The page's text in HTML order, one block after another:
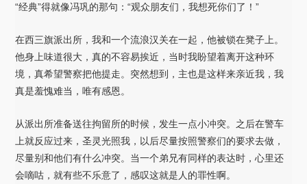
“经典”得就像冯巩的那句：“观众朋友们，我想死你们了！”
在西三旗派出所，我和一个流浪汉关在一起，他被锁在凳子上。
他身上味道很大，真的不容易挨近，当时我盼望着离开这种环
境，真希望警察把他提走。突然想到，主也是这样来亲近我，我
真是羞愧难当，唯有感恩。
从派出所准备送往拘留所的时候，发生一点小冲突。之后在警车
上就反应过来，圣灵光照我，以后尽量按照警察们的要求去做，
尽量别和他们有什么冲突。当一个弟兄有同样的表达时，心里还
会嘀咕，就有些不乐意了，感叹这就是人的罪性啊。